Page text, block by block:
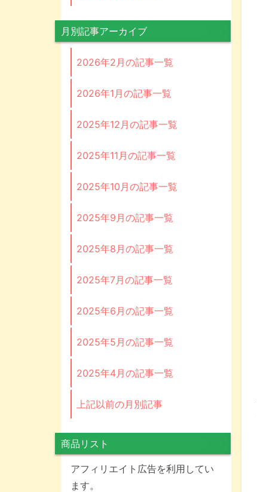
月別記事アーカイブ
2026年2月の記事一覧
2026年1月の記事一覧
2025年12月の記事一覧
2025年11月の記事一覧
2025年10月の記事一覧
2025年9月の記事一覧
2025年8月の記事一覧
2025年7月の記事一覧
2025年6月の記事一覧
2025年5月の記事一覧
2025年4月の記事一覧
上記以前の月別記事
商品リスト
アフィリエイト広告を利用してい
ます。